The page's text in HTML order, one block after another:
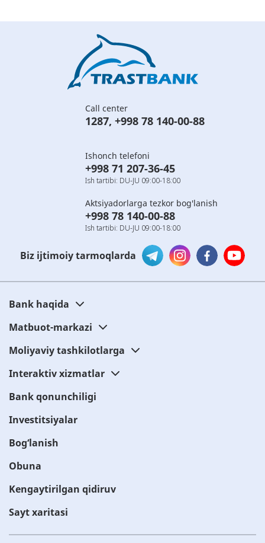
Call center
1287, +998 78 140-00-88
Ishonch telefoni
+998 71 207-36-45
Ish tartibi: DU-JU 09:00-18:00
Aktsiyadorlarga tezkor bog'lanish
+998 78 140-00-88
Ish tartibi: DU-JU 09:00-18:00
Biz ijtimoiy tarmoqlarda
Bank haqida
Matbuot-markazi
Moliyaviy tashkilotlarga
Interaktiv xizmatlar
Bank qonunchiligi
Investitsiyalar
Bog‘lanish
Obuna
Kengaytirilgan qidiruv
Sayt xaritasi